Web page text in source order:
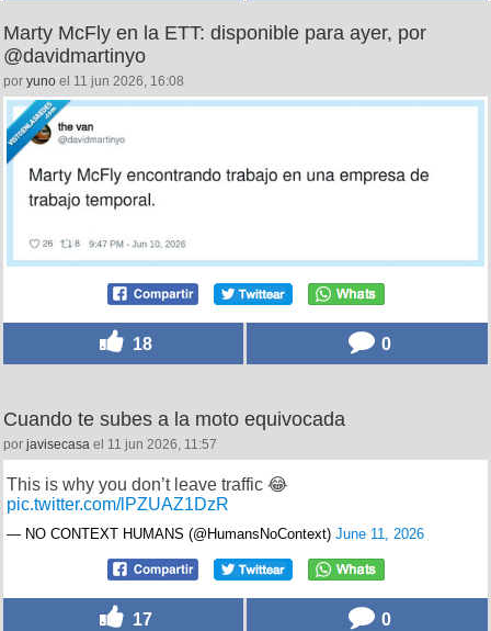
Marty McFly en la ETT: disponible para ayer, por
@davidmartinyo
por yuno el 11 jun 2026, 16:08
18 0
Cuando te subes a la moto equivocada
por javisecasa el 11 jun 2026, 11:57
This is why you don’t leave traffic 😂
pic.twitter.com/lPZUAZ1DzR
— NO CONTEXT HUMANS (@HumansNoContext) June 11, 2026
17 0